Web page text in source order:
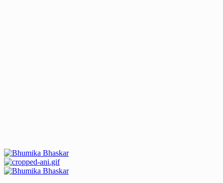
Primary